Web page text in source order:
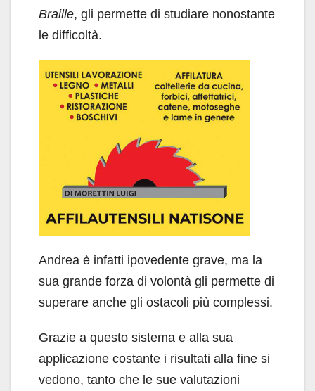
Braille, gli permette di studiare nonostante
le difficoltà.
Andrea è infatti ipovedente grave, ma la
sua grande forza di volontà gli permette di
superare anche gli ostacoli più complessi.
Grazie a questo sistema e alla sua
applicazione costante i risultati alla fine si
vedono, tanto che le sue valutazioni